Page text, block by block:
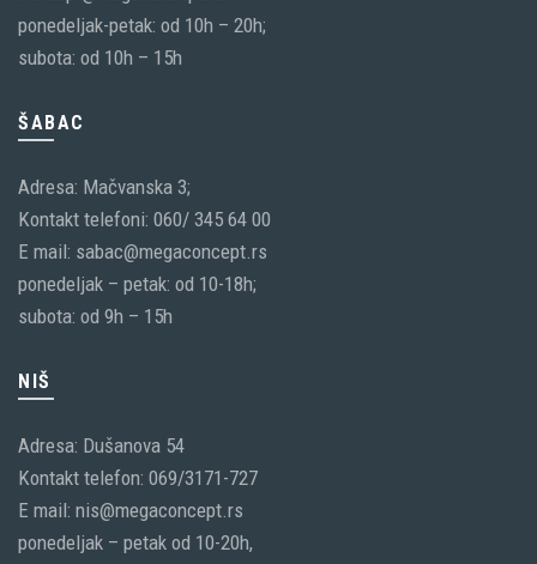
ponedeljak-petak: od 10h – 20h;
subota: od 10h – 15h
ŠABAC
Adresa: Mačvanska 3;
Kontakt telefoni: 060/ 345 64 00
E mail: sabac@megaconcept.rs
ponedeljak – petak: od 10-18h;
subota: od 9h – 15h
NIŠ
Adresa: Dušanova 54
Kontakt telefon: 069/3171-727
E mail: nis@megaconcept.rs
ponedeljak – petak od 10-20h,